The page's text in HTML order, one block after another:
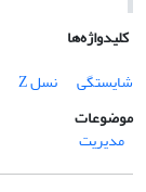
کلیدواژه‌ها
شایستگی
نسل Z
موضوعات
مدیریت